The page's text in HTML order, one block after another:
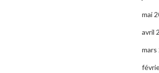
mai
avril
mars